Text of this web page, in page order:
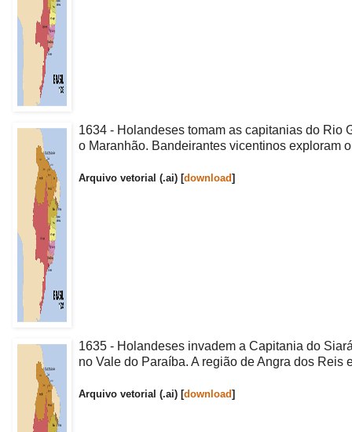
1634 - Holandeses tomam as capitanias do Rio
o Maranhão. Bandeirantes vicentinos exploram
Arquivo vetorial (.ai) [download]
1635 - Holandeses invadem a Capitania do
no Vale do Paraíba. A região de Angra dos
Arquivo vetorial (.ai) [download]